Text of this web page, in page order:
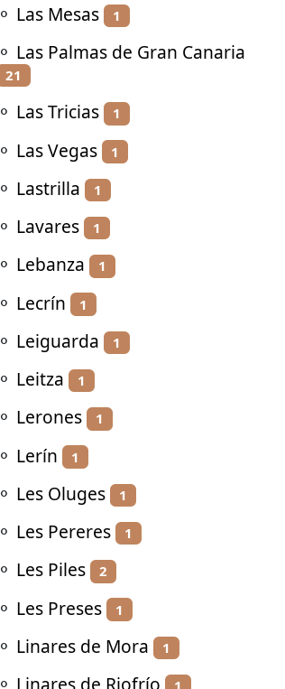
⚬ Las Mesas 1
⚬ Las Palmas de Gran Canaria
21
⚬ Las Tricias 1
⚬ Las Vegas 1
⚬ Lastrilla 1
⚬ Lavares 1
⚬ Lebanza 1
⚬ Lecrín 1
⚬ Leiguarda 1
⚬ Leitza 1
⚬ Lerones 1
⚬ Lerín 1
⚬ Les Oluges 1
⚬ Les Pereres 1
⚬ Les Piles 2
⚬ Les Preses 1
⚬ Linares de Mora 1
⚬ Linares de Riofrío 1